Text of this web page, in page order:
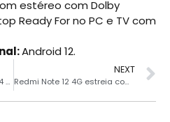
estéreo com Dolby
Ready For no PC e TV com
Android 12.
Samsung lança Galaxy M54 com super bateria de 6000 mAh
NEXT
Redmi Note 12 4G estreia com Snapdragon 685 e tela de 120 Hz